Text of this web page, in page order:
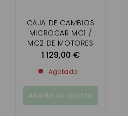
CAJA DE CAMBIOS
MICROCAR MC1 /
MC2 DE MOTORES
ORIGINALES
YANMAR
1 129,00 €
Agotado
Añadir al carrito